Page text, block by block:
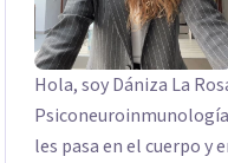
Hola, soy Dániza La
les pasa en el cuerpo y